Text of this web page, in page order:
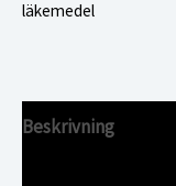
läkemedel
Beskrivning